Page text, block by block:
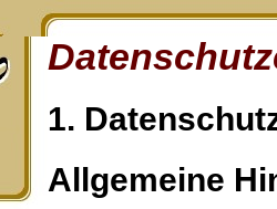
1.
Allgemeine